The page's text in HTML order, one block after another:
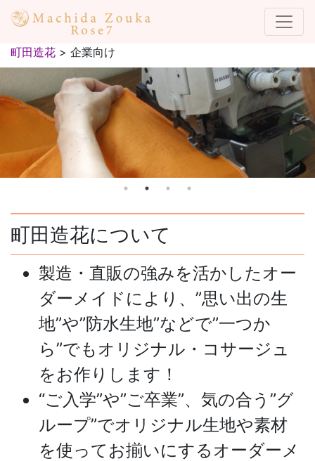
町田造花 > 企業向け
町田造花について
製造・直販の強みを活かしたオー
ダーメイドにより、”思い出の生
地”や”防水生地”などで”一つか
ら”でもオリジナル・コサージュ
をお作りします！
“ご入学”や”ご卒業”、気の合う”グ
ループ”でオリジナル生地や素材
を使ってお揃いにするオーダーメ